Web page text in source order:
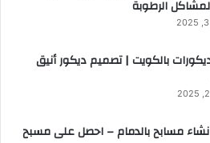
الرطوبة
بالكويت | تصميم ديكور أنيق
مسابح بالدمام – احصل على مسبح